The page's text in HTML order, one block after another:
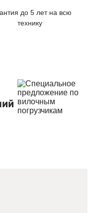
до 5 лет на всю
технику